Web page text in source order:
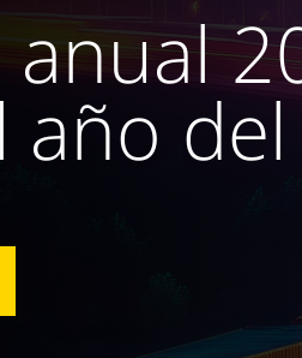
año